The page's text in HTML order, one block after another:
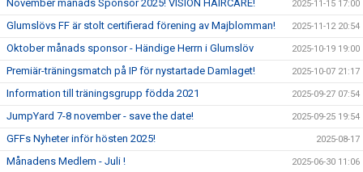
November månads Sponsor 2025! VISION HAIRCARE! 2025-11-15 17:00
Glumslövs FF är stolt certifierad förening av Majblomman! 2025-11-12 20:54
Oktober månads sponsor - Händige Herrn i Glumslöv 2025-10-19 19:00
Premiär-träningsmatch på IP för nystartade Damlaget! 2025-10-07 21:17
Information till träningsgrupp födda 2021 2025-09-27 07:54
JumpYard 7-8 november - save the date! 2025-09-25 19:54
GFFs Nyheter inför hösten 2025! 2025-08-17
Månadens Medlem - Juli ! 2025-06-30 11:06